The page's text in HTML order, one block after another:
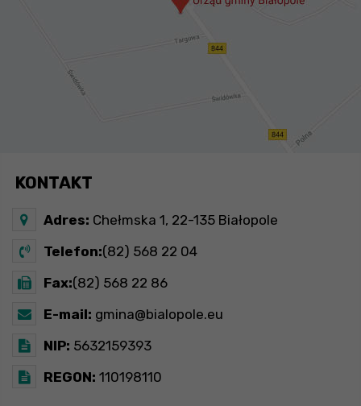
KONTAKT
Adres: Chełmska 1, 22-135 Białopole
Telefon:(82) 568 22 04
Fax:(82) 568 22 86
E-mail: gmina@bialopole.eu
NIP: 5632159393
REGON: 110198110